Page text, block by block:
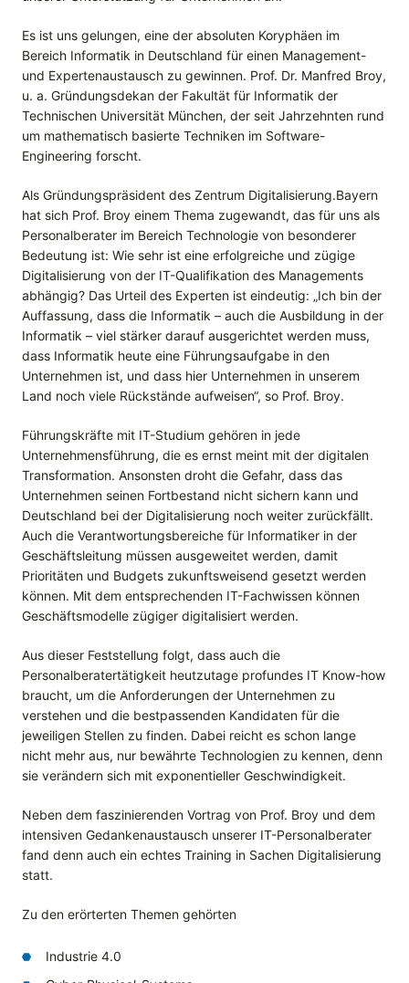
Es ist uns gelungen, eine der absoluten Koryphäen im
Bereich Informatik in Deutschland für einen Management-
und Expertenaustausch zu gewinnen. Prof. Dr. Manfred Broy,
u. a. Gründungsdekan der Fakultät für Informatik der
Technischen Universität München, der seit Jahrzehnten rund
um mathematisch basierte Techniken im Software-
Engineering forscht.
Als Gründungspräsident des Zentrum Digitalisierung.Bayern
hat sich Prof. Broy einem Thema zugewandt, das für uns als
Personalberater im Bereich Technologie von besonderer
Bedeutung ist: Wie sehr ist eine erfolgreiche und zügige
Digitalisierung von der IT-Qualifikation des Managements
abhängig? Das Urteil des Experten ist eindeutig: „Ich bin der
Auffassung, dass die Informatik – auch die Ausbildung in der
Informatik – viel stärker darauf ausgerichtet werden muss,
dass Informatik heute eine Führungsaufgabe in den
Unternehmen ist, und dass hier Unternehmen in unserem
Land noch viele Rückstände aufweisen“, so Prof. Broy.
Führungskräfte mit IT-Studium gehören in jede
Unternehmensführung, die es ernst meint mit der digitalen
Transformation. Ansonsten droht die Gefahr, dass das
Unternehmen seinen Fortbestand nicht sichern kann und
Deutschland bei der Digitalisierung noch weiter zurückfällt.
Auch die Verantwortungsbereiche für Informatiker in der
Geschäftsleitung müssen ausgeweitet werden, damit
Prioritäten und Budgets zukunftsweisend gesetzt werden
können. Mit dem entsprechenden IT-Fachwissen können
Geschäftsmodelle zügiger digitalisiert werden.
Aus dieser Feststellung folgt, dass auch die
Personalberatertätigkeit heutzutage profundes IT Know-how
braucht, um die Anforderungen der Unternehmen zu
verstehen und die bestpassenden Kandidaten für die
jeweiligen Stellen zu finden. Dabei reicht es schon lange
nicht mehr aus, nur bewährte Technologien zu kennen, denn
sie verändern sich mit exponentieller Geschwindigkeit.
Neben dem faszinierenden Vortrag von Prof. Broy und dem
intensiven Gedankenaustausch unserer IT-Personalberater
fand denn auch ein echtes Training in Sachen Digitalisierung
statt.
Zu den erörterten Themen gehörten
Industrie 4.0